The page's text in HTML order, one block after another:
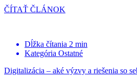
ČÍTAŤ ČLÁNOK
Dĺžka čítania 2 min
Kategória Ostatné
Digitalizácia – aké výzvy a riešenia so